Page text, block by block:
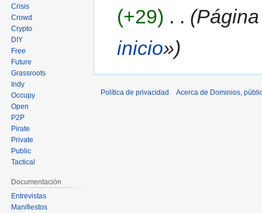
+29
inicio»
Crisis
Crowd
Crypto
DIY
Free
Future
Grassroots
Indy
Occupy
Open
P2P
Pirate
Private
Public
Tactical
Documentación
Entrevistas
Manifiestos
Política de privacidad Acerca de Dominios,